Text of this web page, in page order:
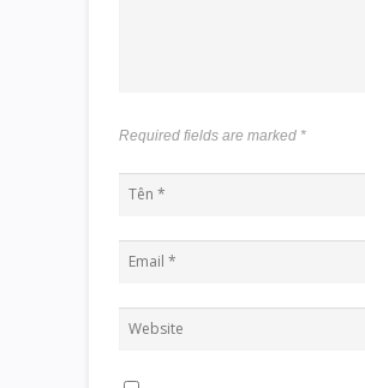
Required fields are marked *